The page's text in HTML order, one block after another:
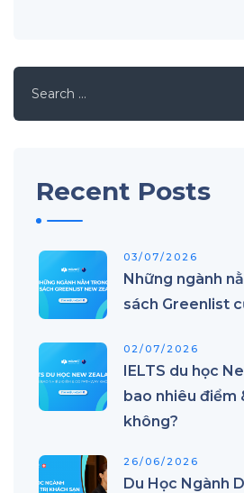
for:
Recent Posts
03/07/2026
Những ngành
sách Greenlist
02/07/2026
IELTS du học
bao nhiêu điểm
không?
26/06/2026
Du Học Ngành